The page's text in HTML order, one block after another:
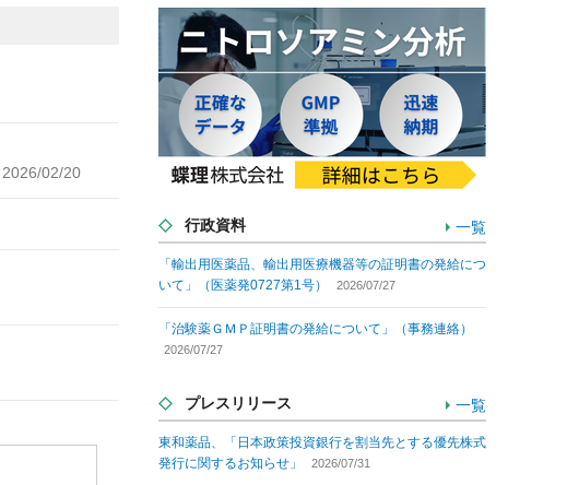
2026/02/20
行政資料 一覧
「輸出用医薬品、輸出用医療機器等の証明書の発給につ
いて」（医薬発0727第1号）
2026/07/27
「治験薬ＧＭＰ証明書の発給について」（事務連絡）
2026/07/27
プレスリリース 一覧
東和薬品、「日本政策投資銀行を割当先とする優先株式
発行に関するお知らせ」
2026/07/31